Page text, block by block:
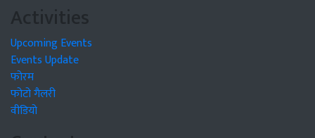
Activities
Upcoming Events
Events Update
फोरम
फोटो गैलरी
वीडियो